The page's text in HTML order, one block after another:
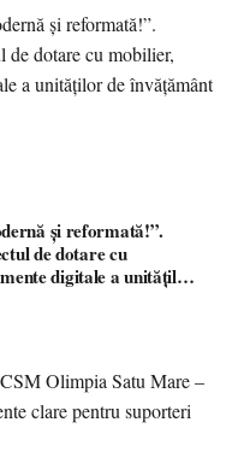
și reformată!”.
de dotare cu
digitale a unităților